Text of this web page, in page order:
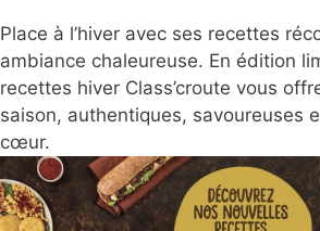
Place à l’hiver avec ses recettes
ambiance chaleureuse. En édition
recettes hiver Class’croute vous
saison, authentiques, savoureuses
cœur.